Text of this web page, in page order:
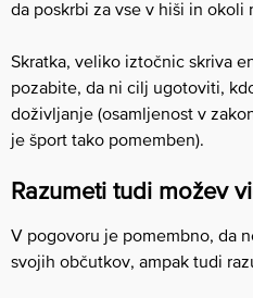
da poskrbi za vse v hiši in okoli
Skratka, veliko iztočnic skriva
pozabite, da ni cilj ugotoviti,
doživljanje (osamljenost v
je šport tako pomemben).
Razumeti tudi možev
V pogovoru je pomembno, da
svojih občutkov, ampak tudi